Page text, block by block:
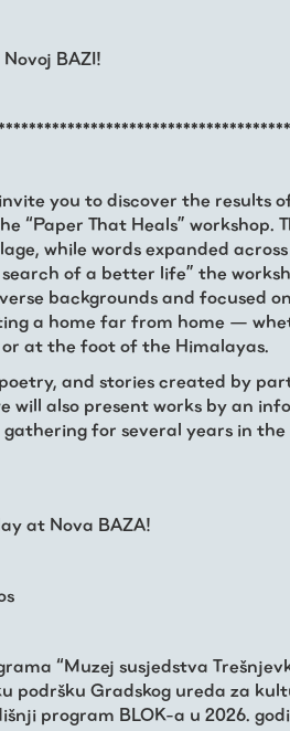
BAZI!
you to discover the results
“Paper That Heals” workshop.
while words expanded
of a better life” the
backgrounds and focused
a home far from home —
at the foot of the Himalayas.
and stories created by
will also present works by an
for several years in the
at Nova BAZA!
“Muzej susjedstva
podršku Gradskog ureda za
program BLOK-a u 2026.